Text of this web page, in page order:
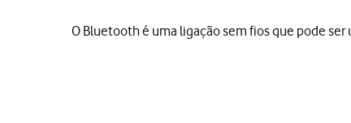
O Bluetooth é uma ligação sem fios que pode